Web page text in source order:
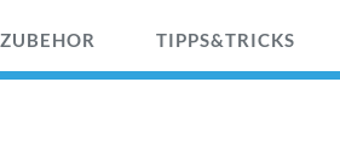
TIPPS&TRICKS